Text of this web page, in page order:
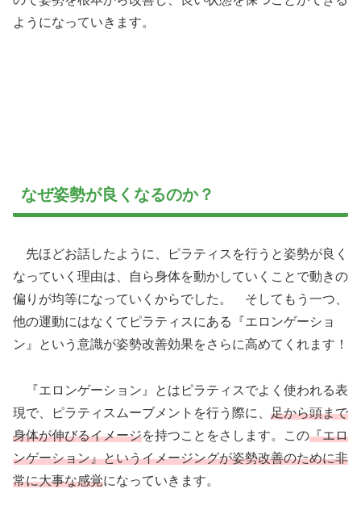
ようになっていきます。
なぜ姿勢が良くなるのか？
先ほどお話したように、ピラティスを行うと姿勢が良く
なっていく理由は、自ら身体を動かしていくことで動きの
偏りが均等になっていくからでした。 そしてもう一つ、
他の運動にはなくてピラティスにある『エロンゲーショ
ン』という意識が姿勢改善効果をさらに高めてくれます！
『エロンゲーション』とはピラティスでよく使われる表
現で、ピラティスムーブメントを行う際に、 足から頭まで
身体が伸びるイメージを持つことをさします。この『エロ
ンゲーション』というイメージングが姿勢改善のために非
常に大事な感覚になっていきます。